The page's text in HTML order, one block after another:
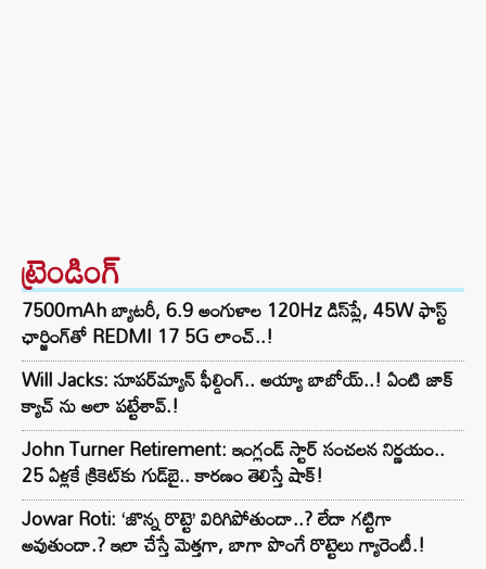
ట్రెండింగ్‌
7500mAh బ్యాటరీ, 6.9 అంగుళాల 120Hz డిస్‌ప్లే, 45W ఫాస్ట్
ఛార్జింగ్‌తో REDMI 17 5G లాంచ్..!
Will Jacks: సూపర్‌మ్యాన్ ఫీల్డింగ్.. అయ్యా బాబోయ్..! ఏంటి జాక్
క్యాచ్ ను అలా పట్టేశావ్.!
John Turner Retirement: ఇంగ్లండ్ స్టార్ సంచలన నిర్ణయం..
25 ఏళ్లకే క్రికెట్‌కు గుడ్‌బై.. కారణం తెలిస్తే షాక్!
Jowar Roti: ‘జొన్న రొట్టె’ విరిగిపోతుందా..? లేదా గట్టిగా
అవుతుందా.? ఇలా చేస్తే మెత్తగా, బాగా పొంగే రొట్టెలు గ్యారెంటీ.!